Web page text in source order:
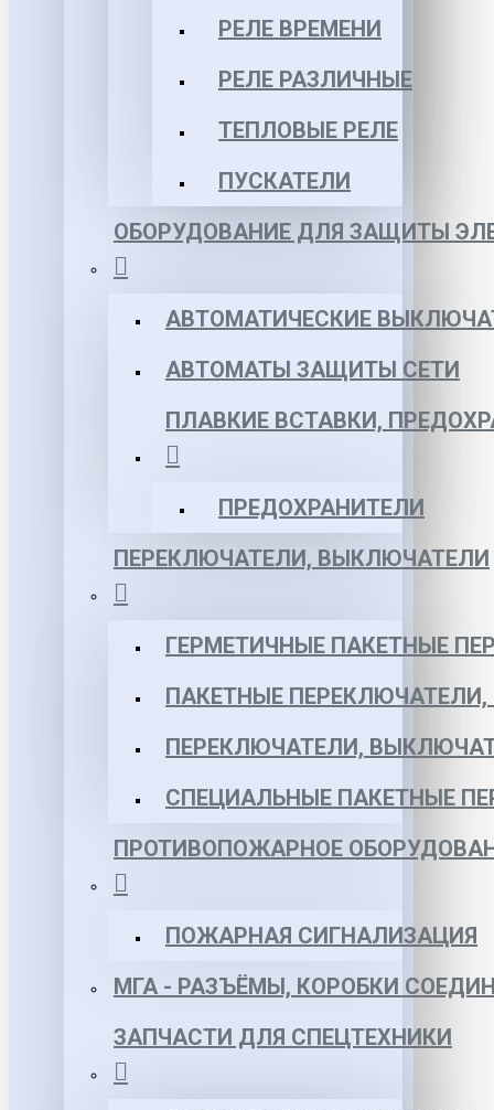
РЕЛЕ ВРЕМЕНИ
РЕЛЕ РАЗЛИЧНЫЕ
ТЕПЛОВЫЕ РЕЛЕ
ПУСКАТЕЛИ
ОБОРУДОВАНИЕ ДЛЯ ЗАЩИТЫ
АВТОМАТИЧЕСКИЕ
АВТОМАТЫ ЗАЩИТЫ СЕТИ
ПЛАВКИЕ ВСТАВКИ,
ПРЕДОХРАНИТЕЛИ
ПЕРЕКЛЮЧАТЕЛИ, ВЫКЛЮЧАТЕЛИ
ГЕРМЕТИЧНЫЕ ПАКЕТНЫЕ
ПАКЕТНЫЕ
ПЕРЕКЛЮЧАТЕЛИ,
СПЕЦИАЛЬНЫЕ ПАКЕТНЫЕ
ПРОТИВОПОЖАРНОЕ
ПОЖАРНАЯ СИГНАЛИЗАЦИЯ
МГА - РАЗЪЁМЫ, КОРОБКИ
ЗАПЧАСТИ ДЛЯ СПЕЦТЕХНИКИ